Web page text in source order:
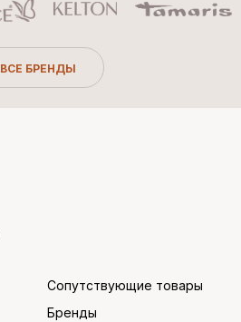
ВСЕ БРЕНДЫ
Сопутствующие товары
Бренды